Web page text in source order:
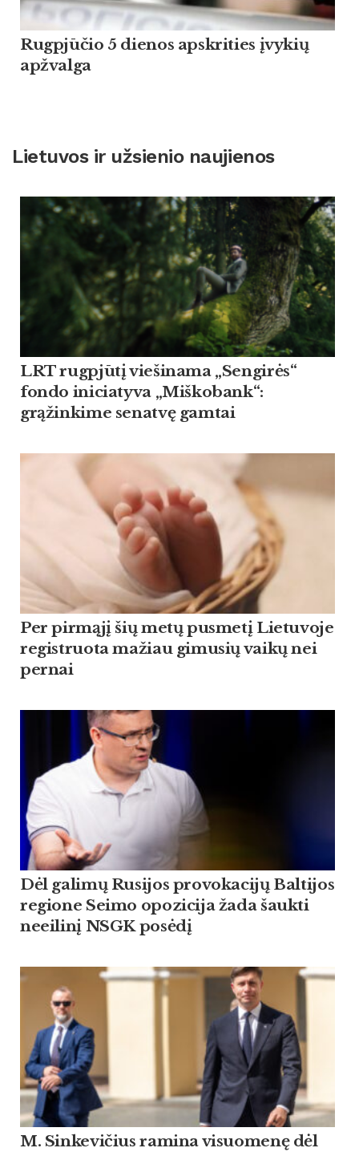
Rugpjūčio 5 dienos apskrities įvykių
apžvalga
Lietuvos ir užsienio naujienos
LRT rugpjūtį viešinama „Sengirės“
fondo iniciatyva „Miškobank“:
grąžinkime senatvę gamtai
Per pirmąjį šių metų pusmetį Lietuvoje
registruota mažiau gimusių vaikų nei
pernai
Dėl galimų Rusijos provokacijų Baltijos
regione Seimo opozicija žada šaukti
neeilinį NSGK posėdį
M. Sinkevičius ramina visuomenę dėl